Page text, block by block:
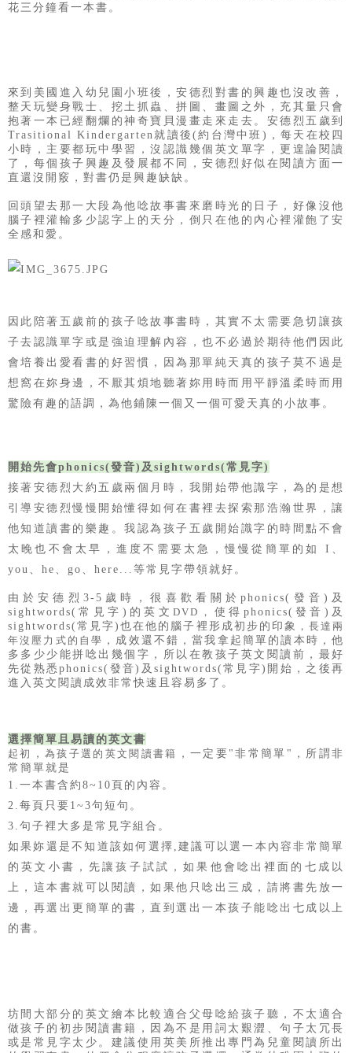
花三分鐘看一本書。
來到美國進入幼兒園小班後，安德烈對書的興趣也沒改善，
整天玩變身戰士、挖土抓蟲、拼圖、畫圖之外， 充其量只會
抱著一本已經翻爛的神奇寶貝漫畫走來走去。 安德烈五歲到
Trasitional Kindergarten就讀後(約台灣中班)，每天在校四
小時，主要都玩中學習，沒認識幾個英文單字，更遑論閱讀
了， 每個孩子興趣及發展都不同，安德烈好似在閱讀方面一
直還沒開竅，對書仍是興趣缺缺。
回頭望去那一大段為他唸故事書來磨時光的日子， 好像沒他
腦子裡灌輸多少認字上的天分， 倒只在他的內心裡灌飽了安
全感和愛。
因此陪著五歲前的孩子唸故事書時，其實不太需要急切讓孩
子去認識單字或是強迫理解內容，也不必過於期待他們因此
會培養出愛看書的好習慣，因為那單純天真的孩子莫不過是
想窩在妳身邊，不厭其煩地聽著妳用時而用平靜溫柔時而用
驚險有趣的語調，為他鋪陳一個又一個可愛天真的小故事。
開始先會phonics(發音)及sightwords(常見字)
接著安德烈大約五歲兩個月時，我開始帶他識字，為的是想
引導安德烈慢慢開始懂得如何在書裡去探索那浩瀚世界，讓
他知道讀書的樂趣。我認為孩子五歲開始識字的時間點不會
太晚也不會太早，進度不需要太急，慢慢從簡單的如 I、
you、he、go、here...等常見字帶領就好。
由於安德烈3-5歲時，很喜歡看關於phonics(發音)及
sightwords(常見字)的英文 DVD， 使得phonics(發音)及
sightwords(常見字)也在他的腦子裡形成初步的印象 ， 長達兩
年沒壓力式的自學 ，成效還不錯，當我拿起簡單的讀本時，他
多多少少能拼唸出幾個字， 所以在教孩子英文閱讀前，最好
先從熟悉phonics(發音)及sightwords(常見字)開始， 之後再
進入英文閱讀成效非常快速且容易多了。
選擇簡單且易讀的英文書
起初 ，為孩子選的英文閱讀書籍 ，一定要"非常簡單"， 所謂非
常簡單就是
1.一本書含約8~10頁的內容。
2.每頁只要1~3句短句。
3.句子裡大多是常見字組合。
如果妳還是不知道該如何選擇,建議可以選一本內容非常簡單
的英文小書，先讓孩子試試，如果他會唸出裡面的七成以
上，這本書就可以閱讀，如果他只唸出三成，請將書先放一
邊，再選出更簡單的書，直到選出一本孩子能唸出七成以上
的書。
坊間大部分的英文繪本比較適合父母唸給孩子聽，不太適合
做孩子的初步閱讀書籍，
因為不是用詞太艱澀、句子太冗長
或是常見字太少。 建議使用英美所推出專門為兒童閱讀所出